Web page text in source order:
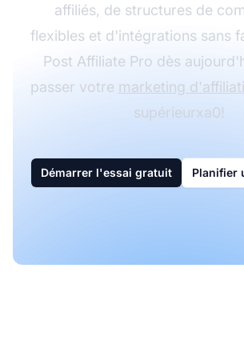
affiliés, de structures de
flexibles et d'intégrations sans
Post Affiliate Pro dès
passer votre marketing
supérieurxa0!
Démarrer l'essai gratuit Planifier